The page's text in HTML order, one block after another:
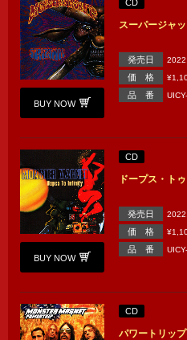
BUY NOW
CD
スーパージャ
発売日
価 格
品 番
BUY NOW
CD
ドープス・ト
発売日
価 格
品 番
CD
パワートリップ